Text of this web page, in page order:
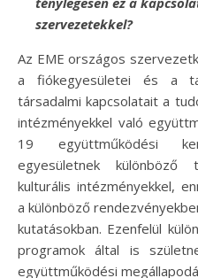
szervezetekkel?
Az EME országos
a fiókegyesületei és a
társadalmi kapcsolatait a
intézményekkel való
19 együttműködési
egyesületnek különböző
kulturális intézményekkel,
a különböző
kutatásokban. Ezenfelül
programok által is
együttműködési